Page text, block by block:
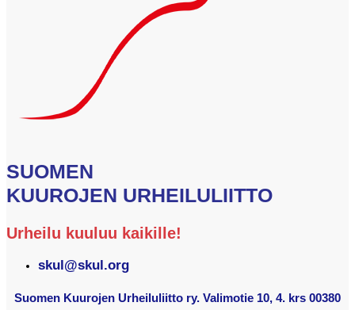
SUOMEN
KUUROJEN URHEILULIITTO
Urheilu kuuluu kaikille!
skul@skul.org
Suomen Kuurojen Urheiluliitto ry. Valimotie 10, 4. krs 00380